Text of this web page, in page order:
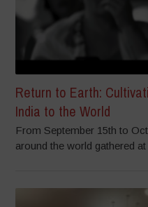
Return to Earth:
India to the World
From September 15th to
around the world gathered at